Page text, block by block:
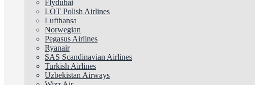
Flydubai
LOT Polish Airlines
Lufthansa
Norwegian
Pegasus Airlines
Ryanair
SAS Scandinavian Airlines
Turkish Airlines
Uzbekistan Airways